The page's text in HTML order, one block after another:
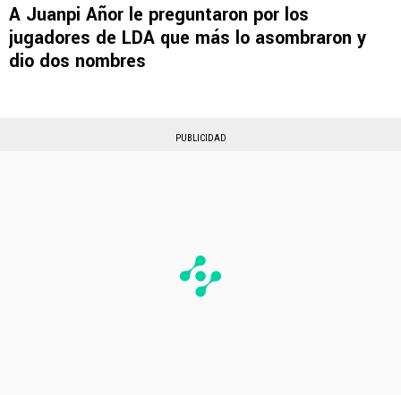
A Juanpi Añor le preguntaron por los
jugadores de LDA que más lo asombraron y
dio dos nombres
PUBLICIDAD